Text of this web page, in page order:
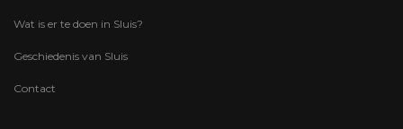
Wat is er te doen in Sluis?
Geschiedenis van Sluis
Contact